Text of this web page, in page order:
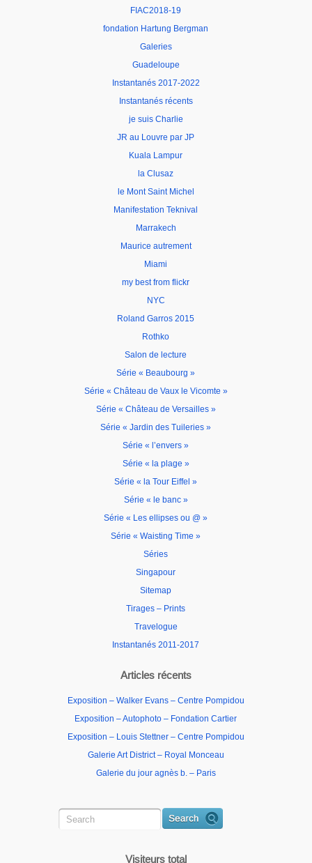
FIAC2018-19
fondation Hartung Bergman
Galeries
Guadeloupe
Instantanés 2017-2022
Instantanés récents
je suis Charlie
JR au Louvre par JP
Kuala Lampur
la Clusaz
le Mont Saint Michel
Manifestation Teknival
Marrakech
Maurice autrement
Miami
my best from flickr
NYC
Roland Garros 2015
Rothko
Salon de lecture
Série « Beaubourg »
Série « Château de Vaux le Vicomte »
Série « Château de Versailles »
Série « Jardin des Tuileries »
Série « l’envers »
Série « la plage »
Série « la Tour Eiffel »
Série « le banc »
Série « Les ellipses ou @ »
Série « Waisting Time »
Séries
Singapour
Sitemap
Tirages – Prints
Travelogue
Instantanés 2011-2017
Articles récents
Exposition – Walker Evans – Centre Pompidou
Exposition – Autophoto – Fondation Cartier
Exposition – Louis Stettner – Centre Pompidou
Galerie Art District – Royal Monceau
Galerie du jour agnès b. – Paris
Visiteurs total